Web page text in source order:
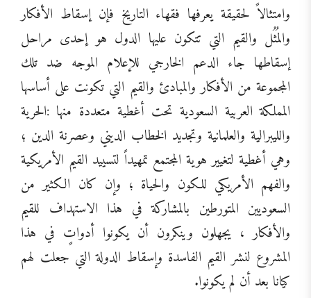
وامتثالاً لحقيقة يعرفها فقهاء التاريخ فإن إسقاط الأفكار
والمُثُل والقيم التي تتكون عليها الدول هو إحدى مراحل
إسقاطها جاء الدعم الخارجي للإعلام الموجه ضد تلك
المجموعة من الأفكار والمبادئ والقيم التي تكونت على أساسها
المملكة العربية السعودية تحت أغطية متعددة منها :الحرية
والليبرالية والعلمانية وتجديد الخطاب الديني وعصرنة الدين ؛
وهي أغطية لتغيير هوية المجتمع تمهيداً لتسييد القيم الأمريكية
والفهم الأمريكي للكون والحياة ؛ وإن كان الكثير من
السعوديين المتورطين بالمشاركة في هذا الاستهداف للقيم
والأفكار ، يجهلون وينكرون أن يكونوا أدواتٍ في هذا
المشروع لنشر القيم الفاسدة وإسقاط الدولة التي جعلت لهم
كيانا بعد أن لم يكونوا.